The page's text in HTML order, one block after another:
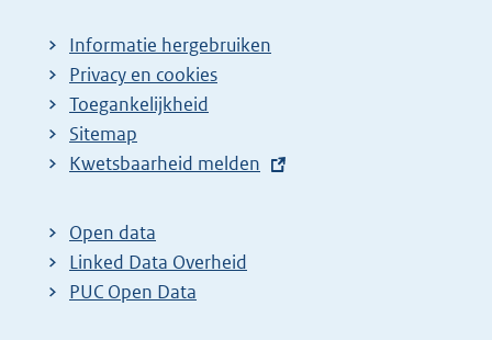
Informatie hergebruiken
Privacy en cookies
Toegankelijkheid
Sitemap
E
t
e
r
Kwetsbaarheid melden
Open data
Linked Data Overheid
PUC Open Data